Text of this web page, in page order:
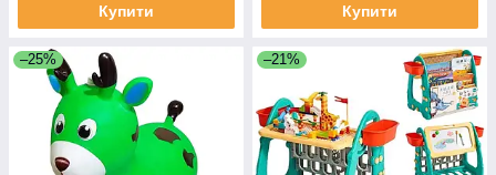
Купити Купити
–25% –21%